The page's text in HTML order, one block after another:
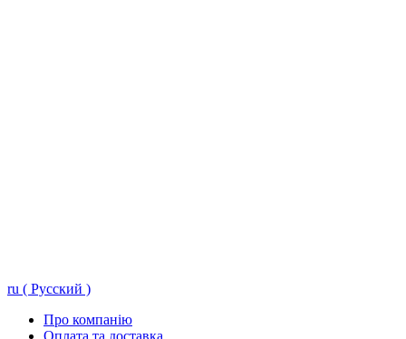
ru ( Русский )
Про компанію
Оплата та доставка